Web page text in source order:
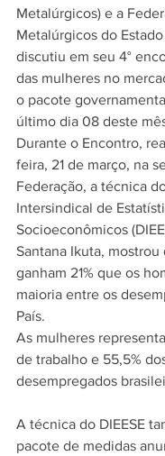
Metalúrgicos) e a
Metalúrgicos do
discutiu em seu 4°
das mulheres no
o pacote
último dia 08 deste
Durante o Encontro,
feira, 21 de março, na
Federação, a técnica
Intersindical de
Socioeconômicos
Santana Ikuta, mostrou
ganham 21% que os
maioria entre os
País.
As mulheres
de trabalho e 55,5%
desempregados
A técnica do DIEESE
pacote de medidas